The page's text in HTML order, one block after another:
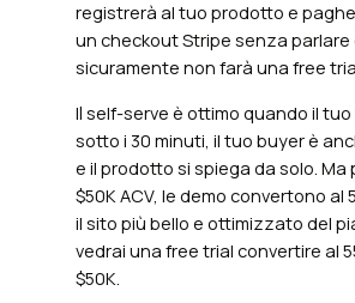
registrerà al tuo prodotto e
un checkout Stripe senza parlare
sicuramente non farà una free
Il self-serve è ottimo quando il
sotto i 30 minuti, il tuo buyer è
e il prodotto si spiega da solo. Ma
$50K ACV, le demo convertono al
il sito più bello e ottimizzato del
vedrai una free trial convertire al
$50K.